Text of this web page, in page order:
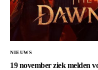
NIEUWS
19 november ziek melden